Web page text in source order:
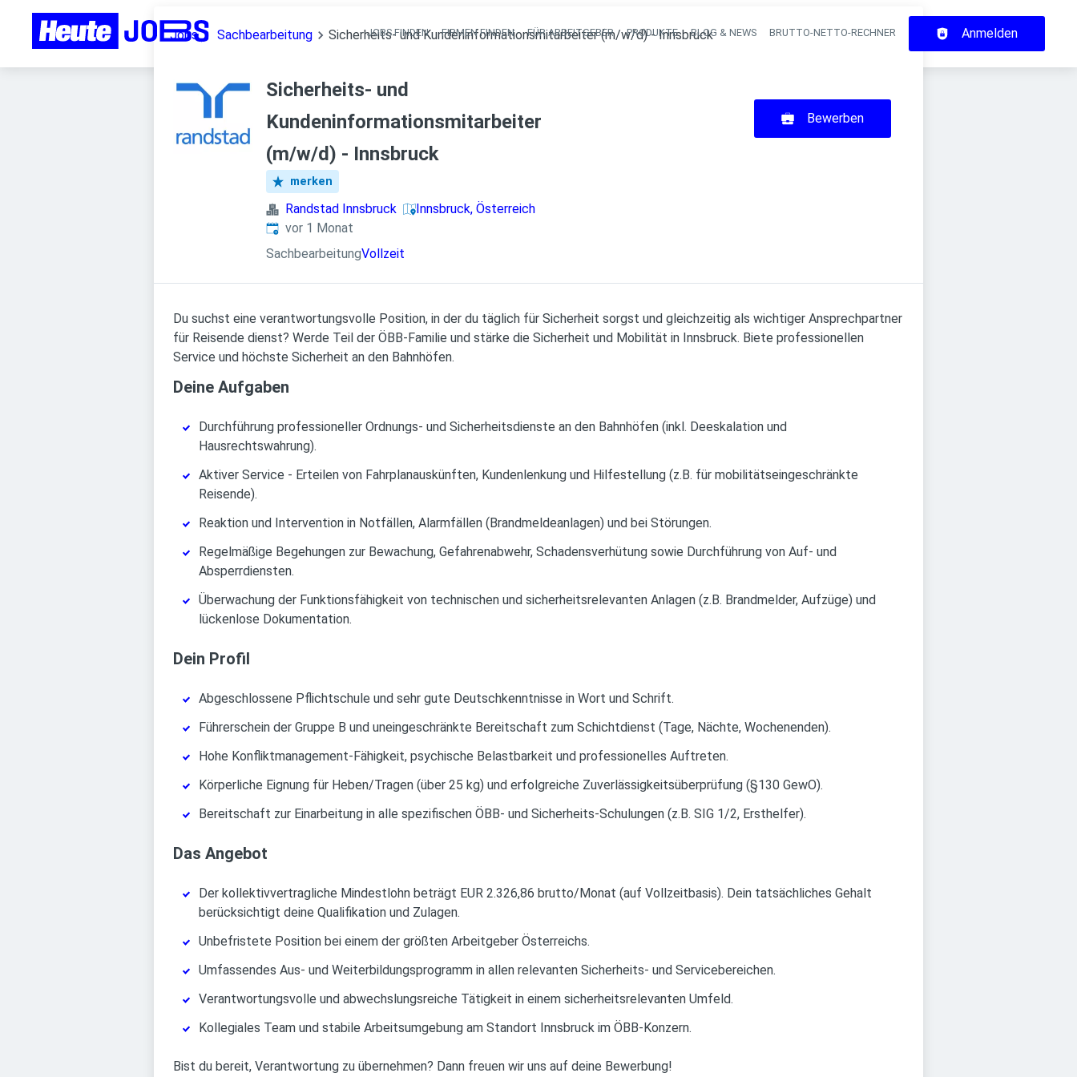
Haupt-Navigation
JOBS FINDEN FIRMEN FINDEN FÜR ARBEITGEBER PRODUKTE BLOG & NEWS BRUTTO-NETTO-RECHNER Anmelden
Jobs Sachbearbeitung Sicherheits- und Kundeninformationsmitarbeiter (m/w/d) - Innsbruck
Sicherheits- und
Kundeninformationsmitarbeiter
(m/w/d) - Innsbruck
merken
Randstad Innsbruck
Innsbruck, Österreich
Veröffentlicht:
vor 1 Monat
SachbearbeitungVollzeit
Bewerben
Du suchst eine verantwortungsvolle Position, in der du täglich für Sicherheit sorgst und gleichzeitig als wichtiger Ansprechpartner
für Reisende dienst? Werde Teil der ÖBB-Familie und stärke die Sicherheit und Mobilität in Innsbruck. Biete professionellen
Service und höchste Sicherheit an den Bahnhöfen.
Deine Aufgaben
Durchführung professioneller Ordnungs- und Sicherheitsdienste an den Bahnhöfen (inkl. Deeskalation und
Hausrechtswahrung).
Aktiver Service - Erteilen von Fahrplanauskünften, Kundenlenkung und Hilfestellung (z.B. für mobilitätseingeschränkte
Reisende).
Reaktion und Intervention in Notfällen, Alarmfällen (Brandmeldeanlagen) und bei Störungen.
Regelmäßige Begehungen zur Bewachung, Gefahrenabwehr, Schadensverhütung sowie Durchführung von Auf- und
Absperrdiensten.
Überwachung der Funktionsfähigkeit von technischen und sicherheitsrelevanten Anlagen (z.B. Brandmelder, Aufzüge) und
lückenlose Dokumentation.
Dein Profil
Abgeschlossene Pflichtschule und sehr gute Deutschkenntnisse in Wort und Schrift.
Führerschein der Gruppe B und uneingeschränkte Bereitschaft zum Schichtdienst (Tage, Nächte, Wochenenden).
Hohe Konfliktmanagement-Fähigkeit, psychische Belastbarkeit und professionelles Auftreten.
Körperliche Eignung für Heben/Tragen (über 25 kg) und erfolgreiche Zuverlässigkeitsüberprüfung (§130 GewO).
Bereitschaft zur Einarbeitung in alle spezifischen ÖBB- und Sicherheits-Schulungen (z.B. SIG 1/2, Ersthelfer).
Das Angebot
Der kollektivvertragliche Mindestlohn beträgt EUR 2.326,86 brutto/Monat (auf Vollzeitbasis). Dein tatsächliches Gehalt
berücksichtigt deine Qualifikation und Zulagen.
Unbefristete Position bei einem der größten Arbeitgeber Österreichs.
Umfassendes Aus- und Weiterbildungsprogramm in allen relevanten Sicherheits- und Servicebereichen.
Verantwortungsvolle und abwechslungsreiche Tätigkeit in einem sicherheitsrelevanten Umfeld.
Kollegiales Team und stabile Arbeitsumgebung am Standort Innsbruck im ÖBB-Konzern.
Bist du bereit, Verantwortung zu übernehmen? Dann freuen wir uns auf deine Bewerbung!